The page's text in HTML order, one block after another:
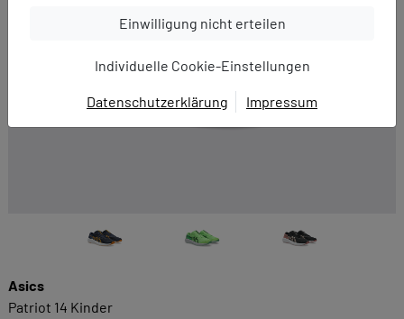
Einstellungen speichern für die Gruppe
Einwilligung nicht erteilen
Individuelle Cookie-Einstellungen
Datenschutzerklärung Impressum
EINWILLIGUNG ZUR
anzeigen lassen und so nur bestimmte Cookies
Alle akzeptieren
Asics
Patriot 14 Kinder